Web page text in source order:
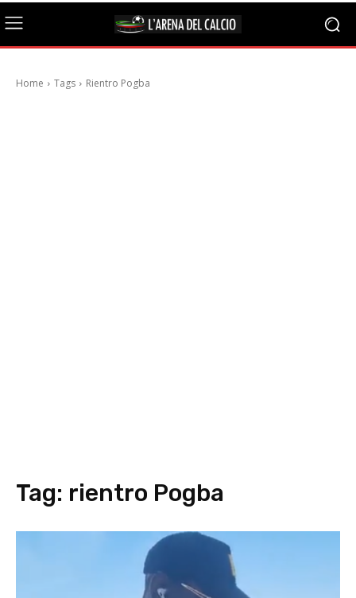
Home Tags Rientro Pogba
Tag: rientro Pogba